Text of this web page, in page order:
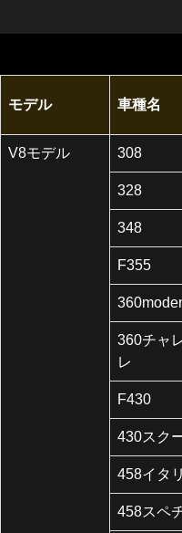
モデル 車種名
V8モデル 308
328
348
F355
360チャ
レ
F430
430スク
458イタ
458スペ